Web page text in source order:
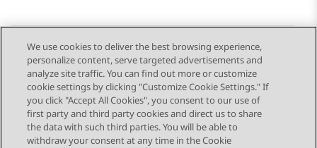
Send Feedback
Topic navigation
이전 항목
We use cookies to deliver the best browsing experience,
personalize content, serve targeted advertisements and
analyze site traffic. You can find out more or customize
cookie settings by clicking "Customize Cookie Settings." If
you click "Accept All Cookies", you consent to our use of
first party and third party cookies and direct us to share
the data with such third parties. You will be able to
withdraw your consent at any time in the Cookie